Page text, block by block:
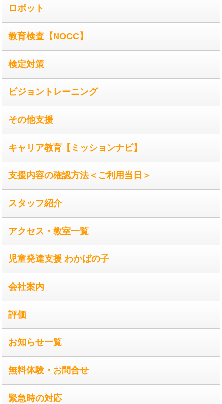
ロボット
教育検査【NOCC】
検定対策
ビジョントレーニング
その他支援
キャリア教育【ミッションナビ】
支援内容の確認方法＜ご利用当日＞
スタッフ紹介
アクセス・教室一覧
児童発達支援 わかばの子
会社案内
評価
お知らせ一覧
無料体験・お問合せ
緊急時の対応